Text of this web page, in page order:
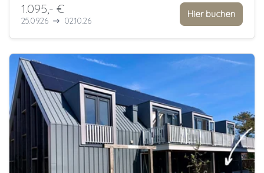
1.095,- €
25.09.26 02.10.26
Hier buchen